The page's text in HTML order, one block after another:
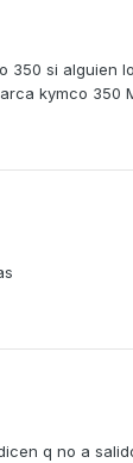
350 si alguien
kymco 350
q no a